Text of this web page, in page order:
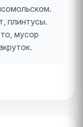
плинтусы.
мусор